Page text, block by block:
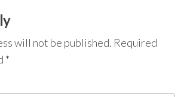
will not be published. Required
*